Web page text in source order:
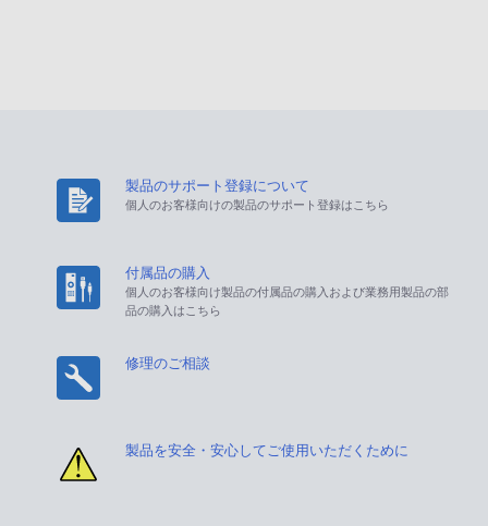
製品のサポート登録について
個人のお客様向けの製品のサポート登録はこちら
付属品の購入
個人のお客様向け製品の付属品の購入および業務用製品の部
品の購入はこちら
修理のご相談
製品を安全・安心してご使用いただくために